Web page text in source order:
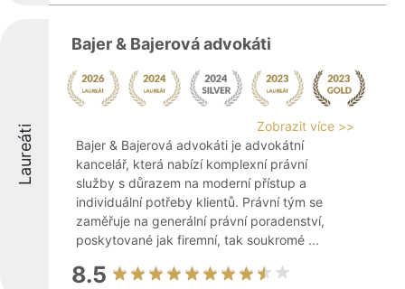
Laureáti
Bajer & Bajerová advokáti
Zobrazit více >>
Bajer & Bajerová advokáti je advokátní
kancelář, která nabízí komplexní právní
služby s důrazem na moderní přístup a
individuální potřeby klientů. Právní tým se
zaměřuje na generální právní poradenství,
poskytované jak firemní, tak soukromé ...
8.5